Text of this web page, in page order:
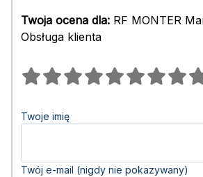
Twoja ocena dla: RF MONTER
Obsługa klienta
Twoje imię
Twój e-mail (nigdy nie pokazywany)